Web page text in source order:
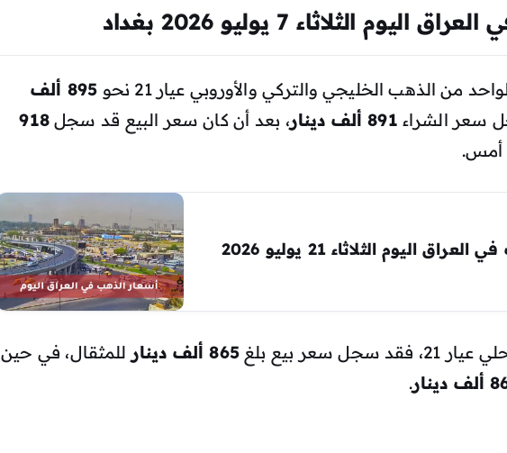
الثلاثاء 7 يوليو 2026 بغداد
من الذهب الخليجي والتركي والأوروبي عيار 21 نحو
895 ألف
سعر الشراء 891 ألف دينار ، بعد أن كان سعر البيع قد سجل918
أمس.
ارتفاع أسعار الذهب في العراق اليوم الثلاثاء 21 يوليو 2026
سعر بيع بلغ 865 ألف دينار
للمثقال، في حين
دينار .